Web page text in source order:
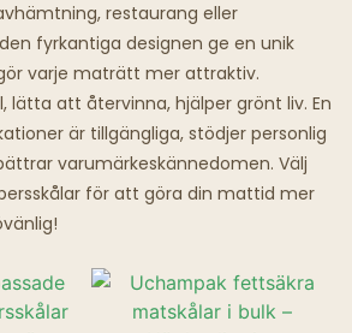
restaurang eller
fyrkantiga designen ge en unik
varje maträtt mer attraktiv.
lätta att återvinna, hjälper grönt liv. En
är tillgängliga, stödjer personlig
varumärkeskännedomen. Välj
för att göra din mattid mer